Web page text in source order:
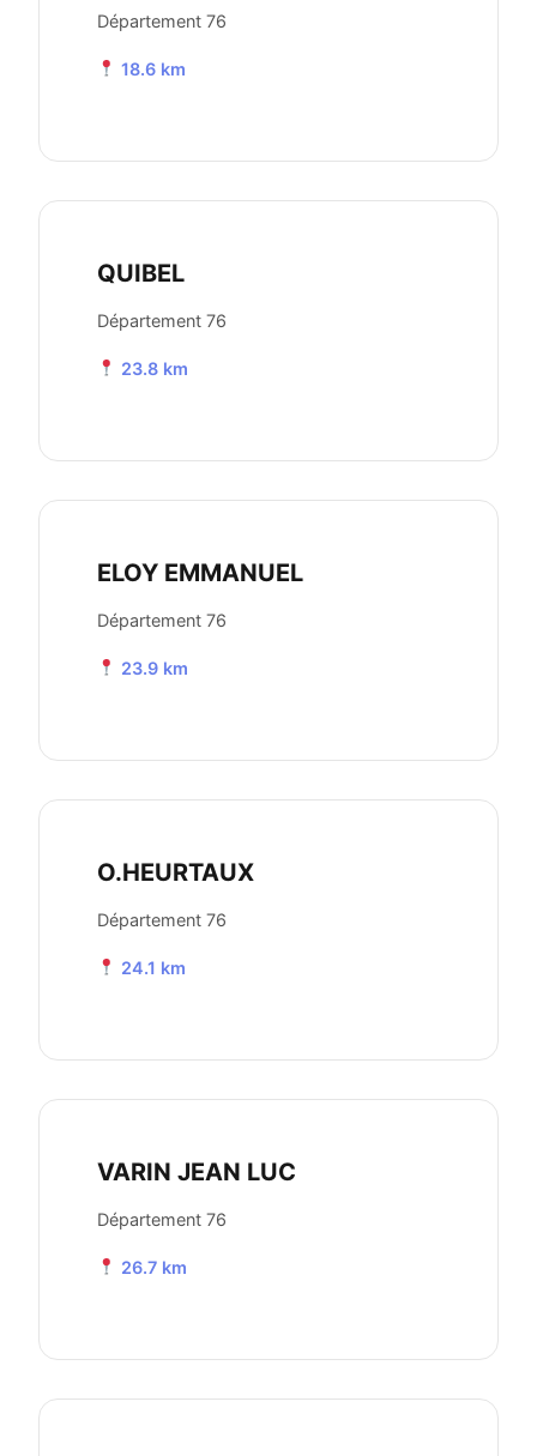
Département 76
18.6 km
QUIBEL
Département 76
23.8 km
ELOY EMMANUEL
Département 76
23.9 km
O.HEURTAUX
Département 76
24.1 km
VARIN JEAN LUC
Département 76
26.7 km